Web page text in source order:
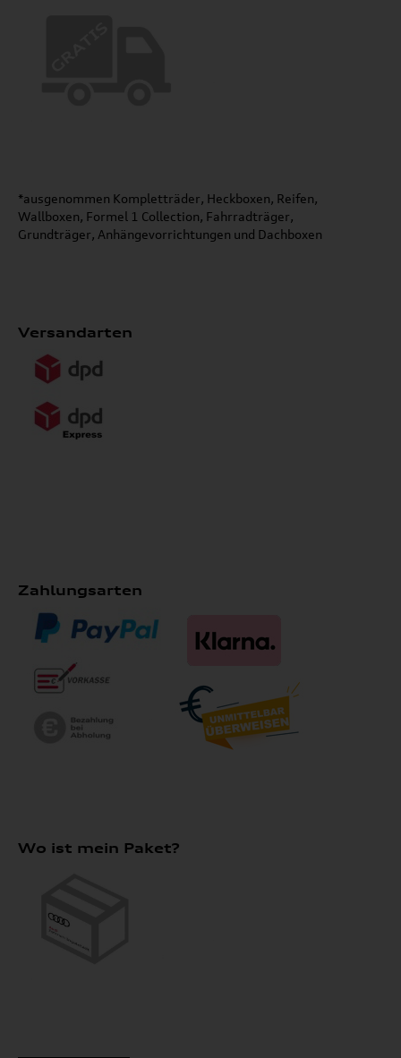
*ausgenommen Kompletträder, Heckboxen, Reifen,
Wallboxen, Formel 1 Collection, Fahrradträger,
Grundträger, Anhängevorrichtungen und Dachboxen
Versandarten
Zahlungsarten
Wo ist mein Paket?